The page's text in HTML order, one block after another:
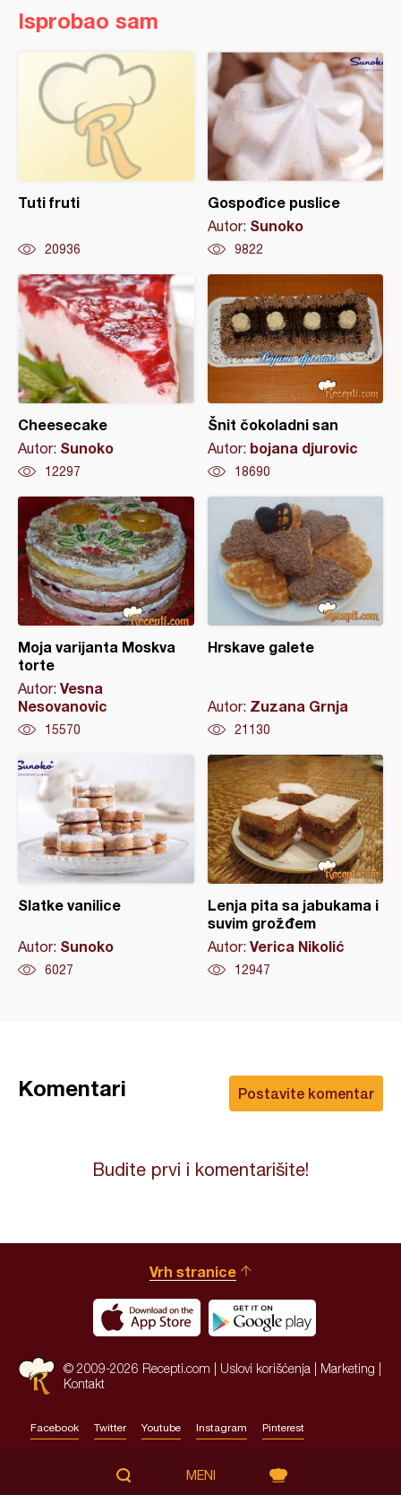
Isprobao sam
Tuti fruti
20936
Gospođice puslice
Autor: Sunoko
9822
Cheesecake
Autor: Sunoko
12297
Šnit čokoladni san
Autor: bojana djurovic
18690
Moja varijanta Moskva
torte
Autor: Vesna
Nesovanovic
15570
Hrskave galete
Autor: Zuzana Grnja
21130
Slatke vanilice
Autor: Sunoko
6027
Lenja pita sa jabukama i
suvim grožđem
Autor: Verica Nikolić
12947
Postavite komentar
Komentari
Budite prvi i komentarišite!
Vrh stranice
© 2009-2026 Recepti.com | Uslovi korišćenja Marketing
Kontakt
Facebook Twitter Youtube Instagram Pinterest